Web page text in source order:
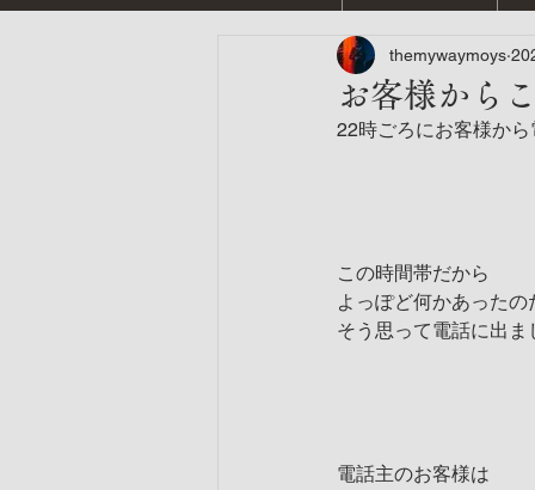
お客様から
themywaymoys
22時ごろにお客様か
この時間帯だから
よっぽど何かあったの
そう思って電話に出ま
電話主のお客様は